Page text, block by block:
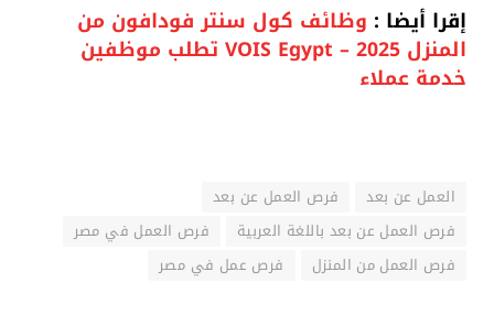
إقرا أيضا : وظائف كول سنتر فودافون من
المنزل 2025 – VOIS Egypt تطلب موظفين
خدمة عملاء
العمل عن بعد
فرص العمل عن بعد
فرص العمل عن بعد باللغة العربية
فرص العمل في مصر
فرص العمل من المنزل
فرص عمل في مصر